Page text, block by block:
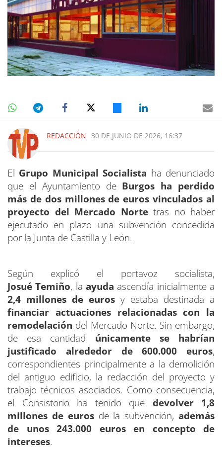
REDACCIÓN 30 DE JUNIO DE 2026, 16:37
El Grupo Municipal Socialista ha denunciado
que el Ayuntamiento de Burgos ha perdido
más de dos millones de euros vinculados al
proyecto del Mercado Nortetras no haber
ejecutado en plazo una subvención concedida
por la Junta de Castilla y León.
Según explicó el portavoz socialista,
Josué Temiño, laayuda ascendía inicialmente a
2,4 millones de euros y estaba destinada a
financiar actuaciones relacionadas con la
remodelación del Mercado Norte. Sin embargo,
de esa cantidad únicamente se habrían
justificado alrededor de 600.000 euros,
correspondientes principalmente a la demolición
del antiguo edificio, la redacción del proyecto y
trabajo técnicos asociados. Como consecuencia,
el Consistorio ha tenido que devolver 1,8
millones de eurosde la subvención,además
de unos 243.000 euros en concepto de
intereses.